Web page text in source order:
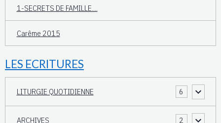
1-SECRETS DE FAMILLE....
Carême 2015
LES ECRITURES
LITURGIE QUOTIDIENNE 6
ARCHIVES 2